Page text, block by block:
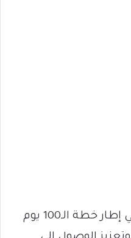
متابعات -السودان الآن – في إطار خطة الـ100 يوم